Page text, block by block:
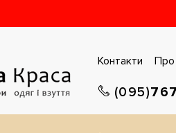
Контакти Про
(095)